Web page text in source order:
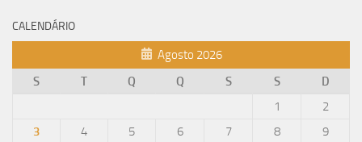
CALENDÁRIO
Agosto 2026
S
T Q Q S S
D
1
2
3
4 5 6 7 8
9